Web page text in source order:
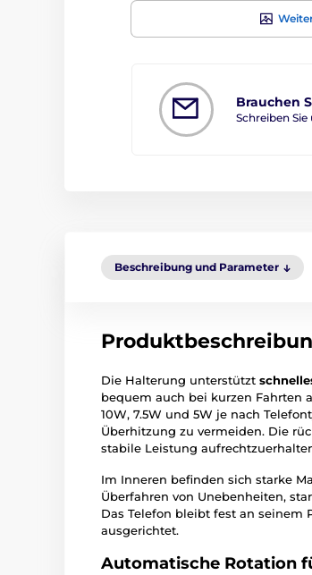
Brauchen
Schreiben Sie
Beschreibung und Parameter
Die Halterung unterstützt
bequem auch bei kurzen Fahrten
10W, 7.5W und 5W je nach
Überhitzung zu vermeiden. Die
stabile Leistung
Im Inneren befinden sich starke
Überfahren von Unebenheiten,
Das Telefon bleibt fest an
ausgerichtet.
Automatische Rotation